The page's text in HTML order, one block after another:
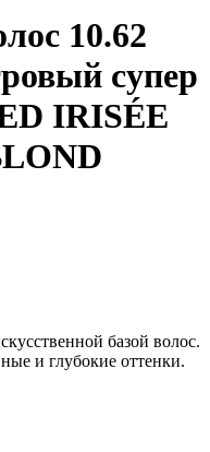
10.62
супер
IRISÉE
базой волос.
и глубокие оттенки.